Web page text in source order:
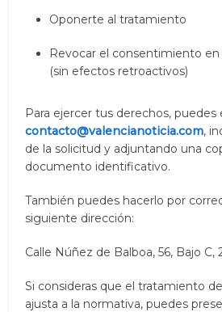
Oponerte al tratamiento
Revocar el consentimiento
(sin efectos retroactivos)
Para ejercer tus derechos, puedes
contacto@valencianoticia.com,
de la solicitud y adjuntando una
documento identificativo.
También puedes hacerlo por
siguiente dirección:
Calle Núñez de Balboa, 56, Bajo C,
Si consideras que el tratamiento
ajusta a la normativa, puedes